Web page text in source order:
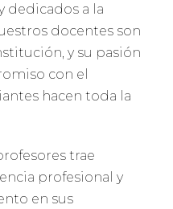
dedicados a la
docentes son
y su pasión
con el
hacen toda la
trae
profesional y
en sus